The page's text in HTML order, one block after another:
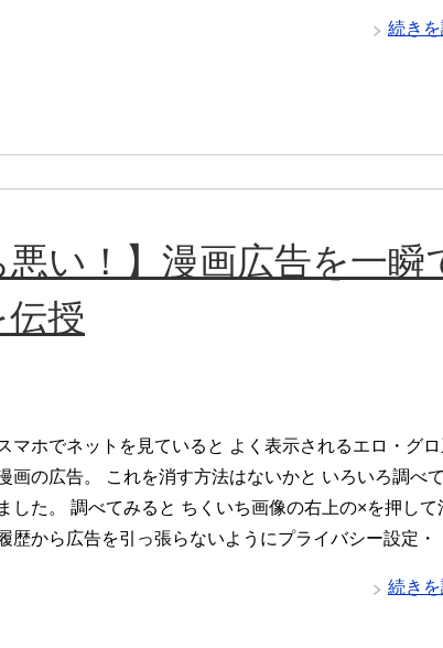
続き
悪い！】漫画広告を一瞬
授
マホでネットを見ていると よく表示されるエロ・グ
画の広告。 これを消す方法はないかと いろいろ調べ
ました。 調べてみると ちくいち画像の右上の×を押して
歴から広告を引っ張らないようにプライバシー設定・
続き